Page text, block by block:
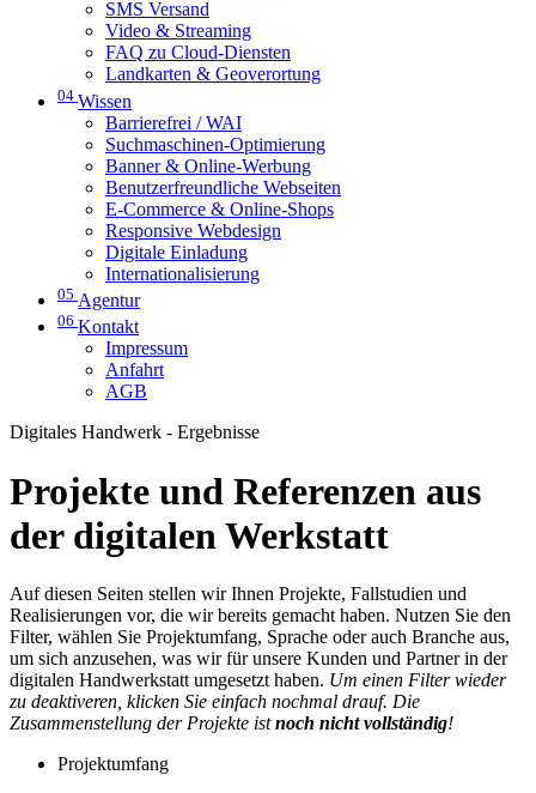
SMS Versand
Video & Streaming
FAQ zu Cloud-Diensten
Landkarten & Geoverortung
04 Wissen
Barrierefrei / WAI
Suchmaschinen-Optimierung
Banner & Online-Werbung
Benutzerfreundliche Webseiten
E-Commerce & Online-Shops
Responsive Webdesign
Digitale Einladung
Internationalisierung
05 Agentur
06 Kontakt
Impressum
Anfahrt
AGB
Digitales Handwerk - Ergebnisse
Projekte und Referenzen aus
der digitalen Werkstatt
Auf diesen Seiten stellen wir Ihnen Projekte, Fallstudien und
Realisierungen vor, die wir bereits gemacht haben. Nutzen Sie den
Filter, wählen Sie Projektumfang, Sprache oder auch Branche aus,
um sich anzusehen, was wir für unsere Kunden und Partner in der
digitalen Handwerkstatt umgesetzt haben. Um einen Filter wieder
zu deaktiveren, klicken Sie einfach nochmal drauf. Die
Zusammenstellung der Projekte istnoch nicht vollständig!
Projektumfang